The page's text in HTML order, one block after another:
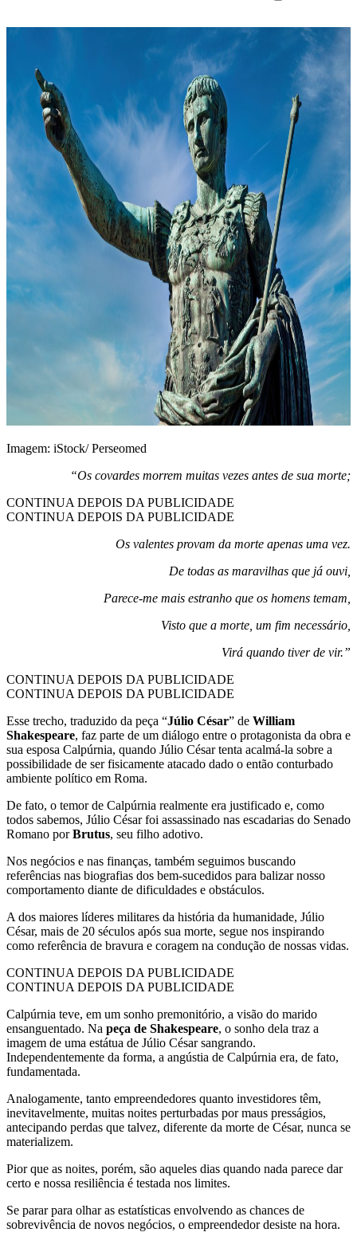
Imagem: iStock/ Perseomed
“Os covardes morrem muitas vezes antes de sua morte;
CONTINUA DEPOIS DA PUBLICIDADE
CONTINUA DEPOIS DA PUBLICIDADE
Os valentes provam da morte apenas uma vez.
De todas as maravilhas que já ouvi,
Parece-me mais estranho que os homens temam,
Visto que a morte, um fim necessário,
Virá quando tiver de vir.”
CONTINUA DEPOIS DA PUBLICIDADE
CONTINUA DEPOIS DA PUBLICIDADE
Esse trecho, traduzido da peça “Júlio César” de William
Shakespeare, faz parte de um diálogo entre o protagonista da obra e
sua esposa Calpúrnia, quando Júlio César tenta acalmá-la sobre a
possibilidade de ser fisicamente atacado dado o então conturbado
ambiente político em Roma.
De fato, o temor de Calpúrnia realmente era justificado e, como
todos sabemos, Júlio César foi assassinado nas escadarias do Senado
Romano porBrutus, seu filho adotivo.
Nos negócios e nas finanças, também seguimos buscando
referências nas biografias dos bem-sucedidos para balizar nosso
comportamento diante de dificuldades e obstáculos.
A dos maiores líderes militares da história da humanidade, Júlio
César, mais de 20 séculos após sua morte, segue nos inspirando
como referência de bravura e coragem na condução de nossas vidas.
CONTINUA DEPOIS DA PUBLICIDADE
CONTINUA DEPOIS DA PUBLICIDADE
Calpúrnia teve, em um sonho premonitório, a visão do marido
ensanguentado. Na peça de Shakespeare, o sonho dela traz a
imagem de uma estátua de Júlio César sangrando.
Independentemente da forma, a angústia de Calpúrnia era, de fato,
fundamentada.
Analogamente, tanto empreendedores quanto investidores têm,
inevitavelmente, muitas noites perturbadas por maus presságios,
antecipando perdas que talvez, diferente da morte de César, nunca se
materializem.
Pior que as noites, porém, são aqueles dias quando nada parece dar
certo e nossa resiliência é testada nos limites.
Se parar para olhar as estatísticas envolvendo as chances de
sobrevivência de novos negócios, o empreendedor desiste na hora.